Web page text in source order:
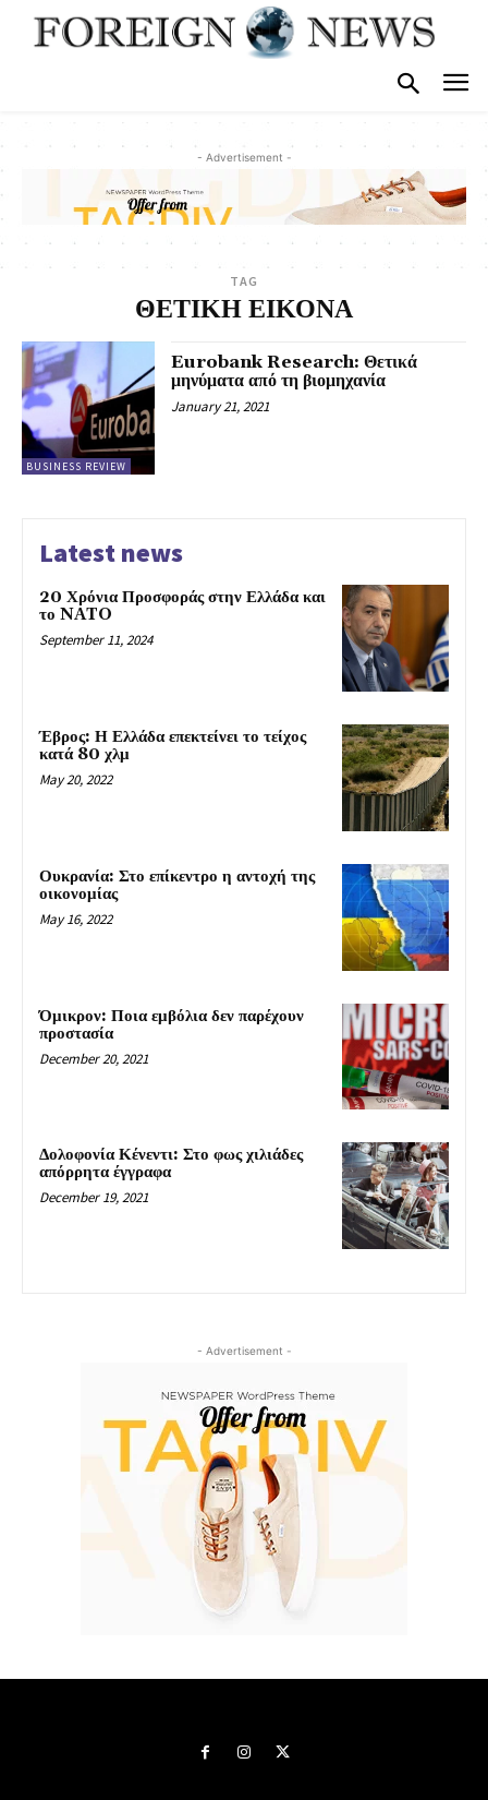
- Advertisement -
TAG
ΘΕΤΙΚΗ ΕΙΚΟΝΑ
BUSINESS REVIEW
Eurobank Research: Θετικά
μηνύματα από τη βιομηχανία
January 21, 2021
Latest news
20 Χρόνια Προσφοράς στην Ελλάδα και
το NATO
September 11, 2024
Έβρος: Η Ελλάδα επεκτείνει το τείχος
κατά 80 χλμ
May 20, 2022
Ουκρανία: Στο επίκεντρο η αντοχή της
οικονομίας
May 16, 2022
Όμικρον: Ποια εμβόλια δεν παρέχουν
προστασία
December 20, 2021
Δολοφονία Κένεντι: Στο φως χιλιάδες
απόρρητα έγγραφα
December 19, 2021
- Advertisement -